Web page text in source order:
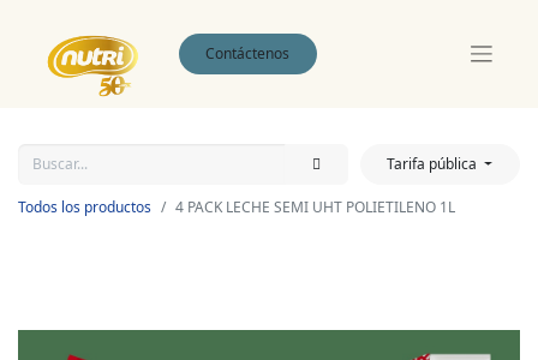
Contáctenos
Tarifa pública
Todos los productos 4 PACK LECHE SEMI UHT POLIETILENO 1L